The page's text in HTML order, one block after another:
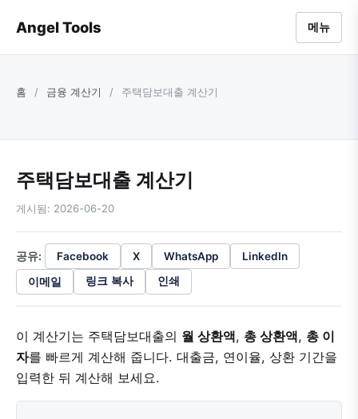
Angel Tools 메뉴
홈 / 금융 계산기 / 주택담보대출 계산기
주택담보대출 계산기
게시됨: 2026-06-20
공유: Facebook X WhatsApp
LinkedIn
이메일
링크 복사 인쇄
이 계산기는 주택담보대출의 월 상환액, 총 상환액, 총 이
자를 빠르게 계산해 줍니다. 대출금, 연이율, 상환 기간을
입력한 뒤 계산해 보세요.